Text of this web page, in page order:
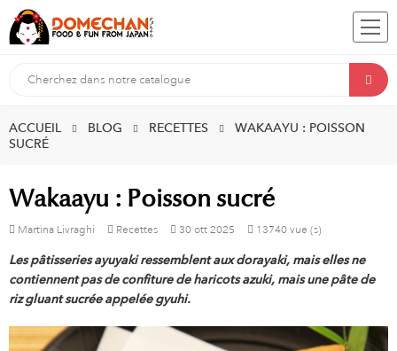
ACCUEIL BLOG RECETTES
WAKAAYU : POISSON
SUCRÉ
Wakaayu : Poisson sucré
Martina Livraghi Recettes 30 ott 2025 13740 vue (s)
Les pâtisseries ayuyaki ressemblent aux dorayaki, mais elles ne
contiennent pas de confiture de haricots azuki, mais une pâte de
riz gluant sucrée appelée gyuhi.